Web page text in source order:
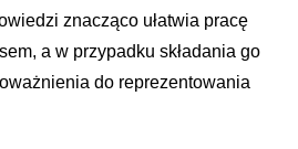
znacząco ułatwia pracę
a w przypadku składania go
do reprezentowania